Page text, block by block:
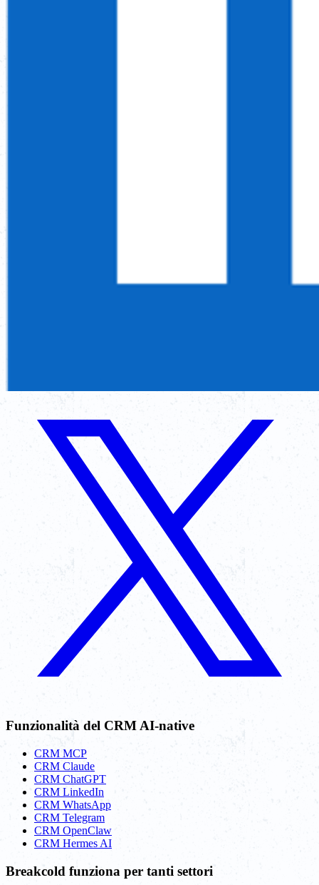
Funzionalità del CRM AI-native
CRM MCP
CRM Claude
CRM ChatGPT
CRM LinkedIn
CRM WhatsApp
CRM Telegram
CRM OpenClaw
CRM Hermes AI
Breakcold funziona per tanti settori